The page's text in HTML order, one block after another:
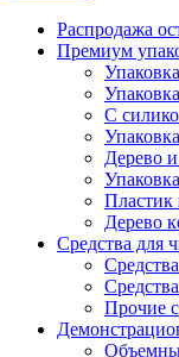
Распродажа
Премиум
С
Дерево
Дерево
Средства для
Прочие